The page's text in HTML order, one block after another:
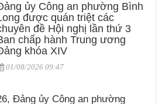
ủy Công an phường Bình
được quán triệt các
đề Hội nghị lần thứ 3
chấp hành Trung ương
khóa XIV
01/08/2026 09:47
Đảng ủy Công an phường